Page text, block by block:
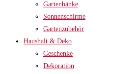
Gartenbänke
Sonnenschirme
Gartenzubehör
Haushalt & Deko
Geschenke
Dekoration